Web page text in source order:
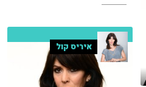
איריס קול